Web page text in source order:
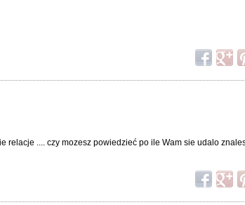
relacje .... czy mozesz powiedzieć po ile Wam sie udalo